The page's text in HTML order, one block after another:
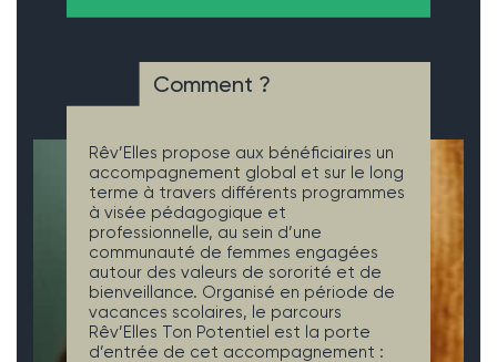
Comment ?
Rêv’Elles propose aux bénéficiaires un
accompagnement global et sur le long
terme à travers différents programmes
à visée pédagogique et
professionnelle, au sein d’une
communauté de femmes engagées
autour des valeurs de sororité et de
bienveillance. Organisé en période de
vacances scolaires, le parcours
Rêv’Elles Ton Potentiel est la porte
d’entrée de cet accompagnement :